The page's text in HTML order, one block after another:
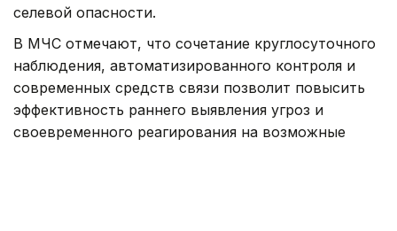
селевой опасности.
В МЧС отмечают, что сочетание круглосуточного
наблюдения, автоматизированного контроля и
современных средств связи позволит повысить
эффективность раннего выявления угроз и
своевременного реагирования на возможные